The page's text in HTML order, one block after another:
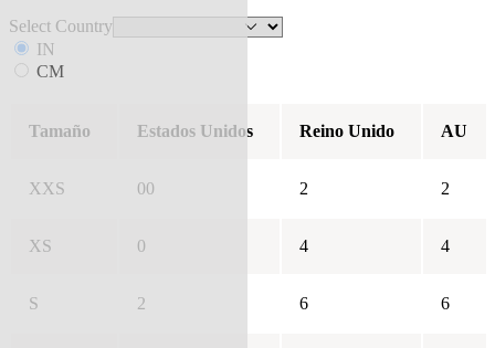
Select Country
IN
CM
Tamaño Estados Unidos Reino Unido AU
XXS 00 2 2
XS 0 4 4
S 2 6 6